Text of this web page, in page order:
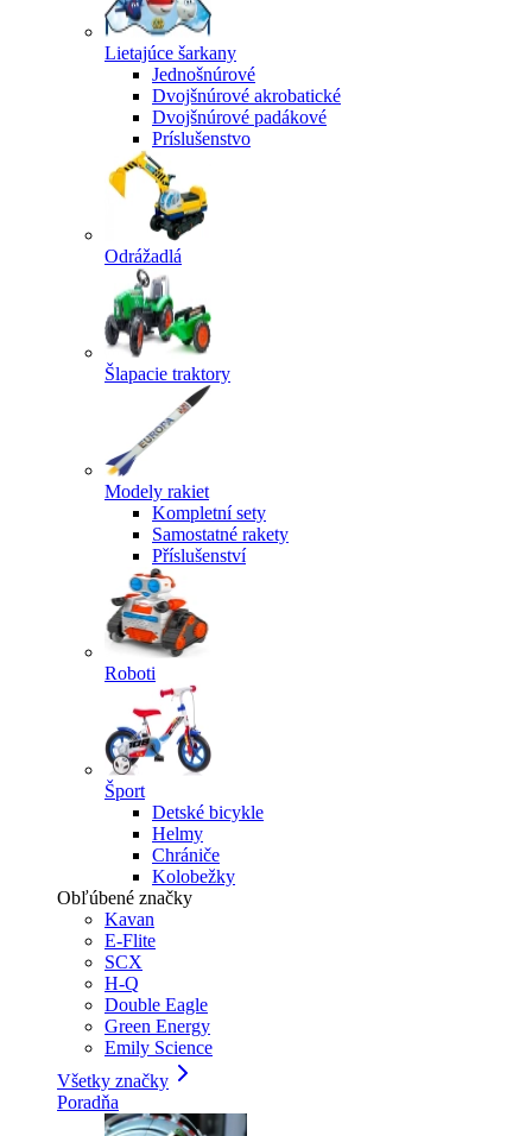
Lietajúce šarkany
Jednošnúrové
Dvojšnúrové akrobatické
Dvojšnúrové padákové
Príslušenstvo
Odrážadlá
Šlapacie traktory
Modely rakiet
Kompletní sety
Samostatné rakety
Příslušenství
Roboti
Šport
Detské bicykle
Helmy
Chrániče
Kolobežky
Obľúbené značky
Kavan
E-Flite
SCX
H-Q
Double Eagle
Green Energy
Emily Science
Všetky značky
Poradňa